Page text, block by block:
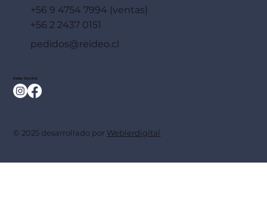
+56 9 4754 7994 (ventas)
+56 2 2437 0151
pedidos@reideo.cl
Redes Sociales
© 2025 desarrollado por Weblerdigital